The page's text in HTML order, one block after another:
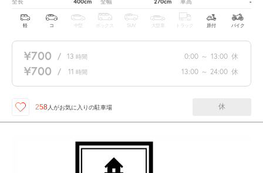
全長 400cm 全幅 270cm 車高 -
軽 コ 中型 ボックス SUV 大型車 トラック 原付 バイク
¥700 / 13 時間 0:00 ～ 13:00 休
¥700 / 11 時間 13:00 ～ 24:00 休
258 人がお気に入りの駐車場 休